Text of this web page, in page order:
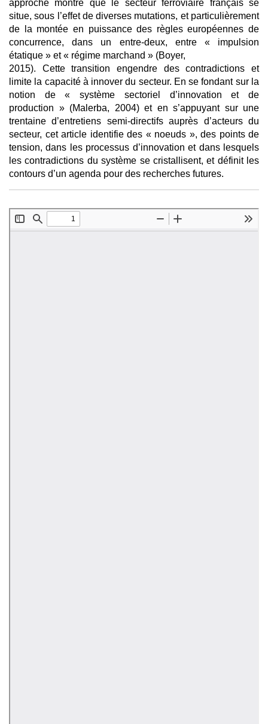
approche montre que le secteur ferroviaire français se
situe, sous l’effet de diverses mutations, et particulièrement
de la montée en puissance des règles européennes de
concurrence, dans un entre-deux, entre « impulsion
étatique » et « régime marchand » (Boyer,
2015). Cette transition engendre des contradictions et
limite la capacité à innover du secteur. En se fondant sur la
notion de « système sectoriel d’innovation et de
production » (Malerba, 2004) et en s’appuyant sur une
trentaine d’entretiens semi-directifs auprès d’acteurs du
secteur, cet article identifie des « noeuds », des points de
tension, dans les processus d’innovation et dans lesquels
les contradictions du système se cristallisent, et définit les
contours d’un agenda pour des recherches futures.